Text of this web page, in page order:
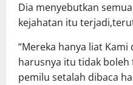
Dia menyebutkan
kejahatan itu
“Mereka hanya liat
harusnya itu tidak boleh
pemilu setalah dibaca